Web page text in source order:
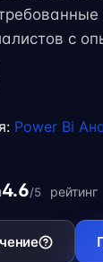
с
реальные
Power Bi
4.6/5 рейтинг